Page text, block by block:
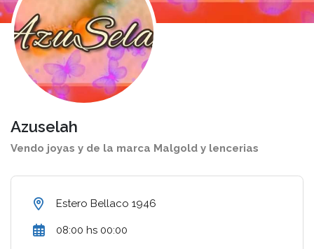
Azuselah
Vendo joyas y de la marca Malgold y lencerias
Estero Bellaco 1946
08:00 hs 00:00